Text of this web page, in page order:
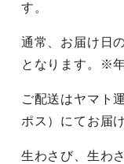
す。
通常、お届け日
となります。※
ご配送はヤマト
ポス）にてお届
生わさび、生わ